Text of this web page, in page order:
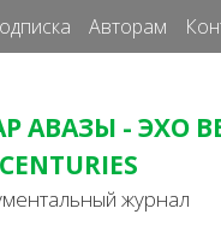
Авторам
АВАЗЫ - ЭХО
журнал